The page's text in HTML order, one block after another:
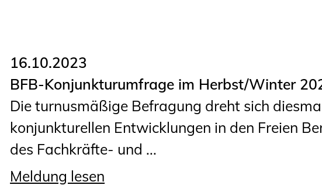
16.10.2023
BFB-Konjunkturumfrage im Herbst/Winter
Die turnusmäßige Befragung dreht sich
konjunkturellen Entwicklungen in den Freien
des Fachkräfte- und ...
Meldung lesen